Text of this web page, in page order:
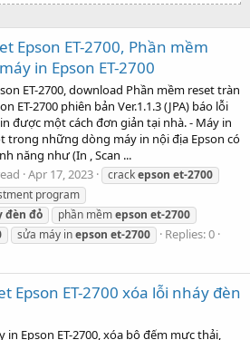
Epson ET-2700, Phần mềm
in Epson ET-2700
ET-2700, download Phần mềm reset tràn
ET-2700 phiên bản Ver.1.1.3 (JPA) báo lỗi
được một cách đơn giản tại nhà. - Máy in
trong những dòng máy in nội địa Epson có
năng như (In , Scan ...
Apr 17, 2023 crackepson et-2700
program
đèn đỏ phần mềmepson et-2700
sửa máy inepson et-2700
Replies: 0
Epson ET-2700 xóa lỗi nháy đèn
in Epson ET-2700, xóa bộ đếm mực thải,